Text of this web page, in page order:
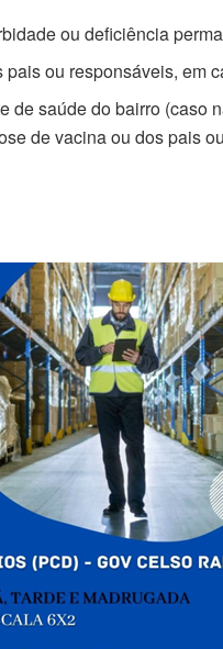
ou deficiência
ou responsáveis, em
de saúde do bairro (caso
de vacina ou dos pais